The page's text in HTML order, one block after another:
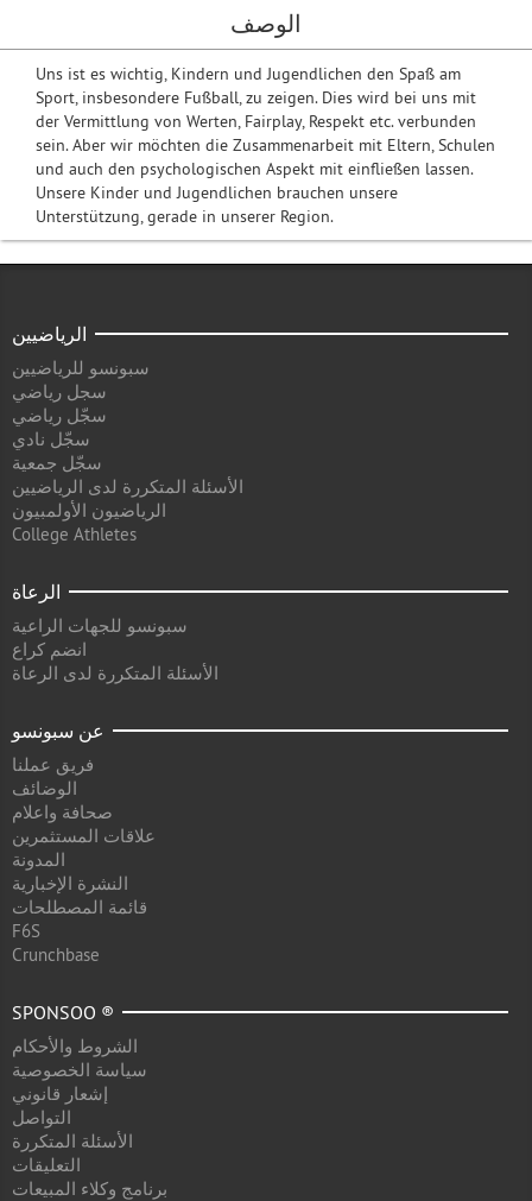
الوصف
Uns ist es wichtig, Kindern und Jugendlichen den Spaß am
Sport, insbesondere Fußball, zu zeigen. Dies wird bei uns mit
der Vermittlung von Werten, Fairplay, Respekt etc. verbunden
sein. Aber wir möchten die Zusammenarbeit mit Eltern, Schulen
und auch den psychologischen Aspekt mit einfließen lassen.
Unsere Kinder und Jugendlichen brauchen unsere
Unterstützung, gerade in unserer Region.
الرياضيين
سبونسو للرياضيين
سجل رياضي
سجّل رياضي
سجّل نادي
سجّل جمعية
الأسئلة المتكررة لدى الرياضيين
الرياضيون الأولمبيون
College Athletes
الرعاة
سبونسو للجهات الراعية
انضم كراع
الأسئلة المتكررة لدى الرعاة
عن سبونسو
فريق عملنا
الوضائف
صحافة واعلام
علاقات المستثمرين
المدونة
النشرة الإخبارية
قائمة المصطلحات
F6S
Crunchbase
SPONSOO ®
الشروط والأحكام
سياسة الخصوصية
إشعار قانوني
التواصل
الأسئلة المتكررة
التعليقات
برنامج وكلاء المبيعات